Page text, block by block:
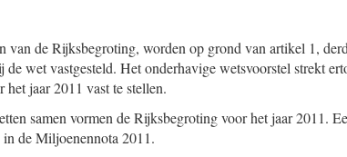
van de Rijksbegroting, worden op grond van artikel 1,
wet vastgesteld. Het onderhavige wetsvoorstel strekt
het jaar 2011 vast te stellen.
samen vormen de Rijksbegroting voor het jaar 2011.
de Miljoenennota 2011.